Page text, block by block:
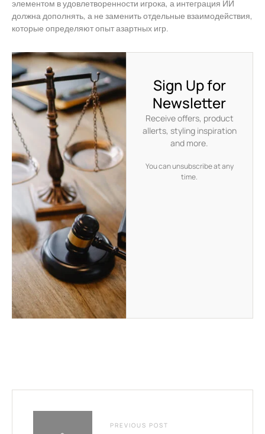
элементом в удовлетворенности игрока, а интеграция ИИ
должна дополнять, а не заменить отдельные взаимодействия,
которые определяют опыт азартных игр.
Sign Up for
Newsletter
Receive offers, product
allerts, styling inspiration
and more.
You can unsubscribe at any
time.
PREVIOUS POST